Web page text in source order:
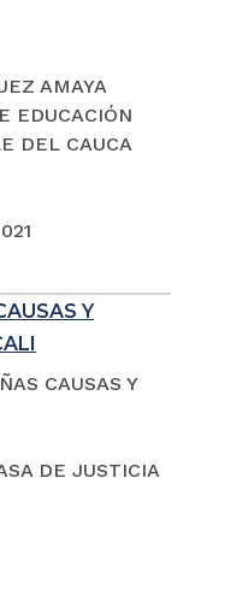
AMAYA
EDUCACIÓN
DEL CAUCA
Y
CAUSAS Y
DE JUSTICIA